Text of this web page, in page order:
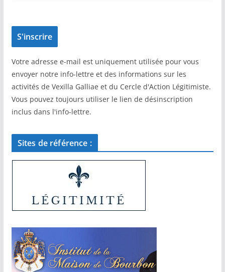
Votre adresse e-mail est uniquement utilisée pour vous
envoyer notre info-lettre et des informations sur les
activités de Vexilla Galliae et du Cercle d'Action Légitimiste.
Vous pouvez toujours utiliser le lien de désinscription
inclus dans l'info-lettre.
Sites de référence :